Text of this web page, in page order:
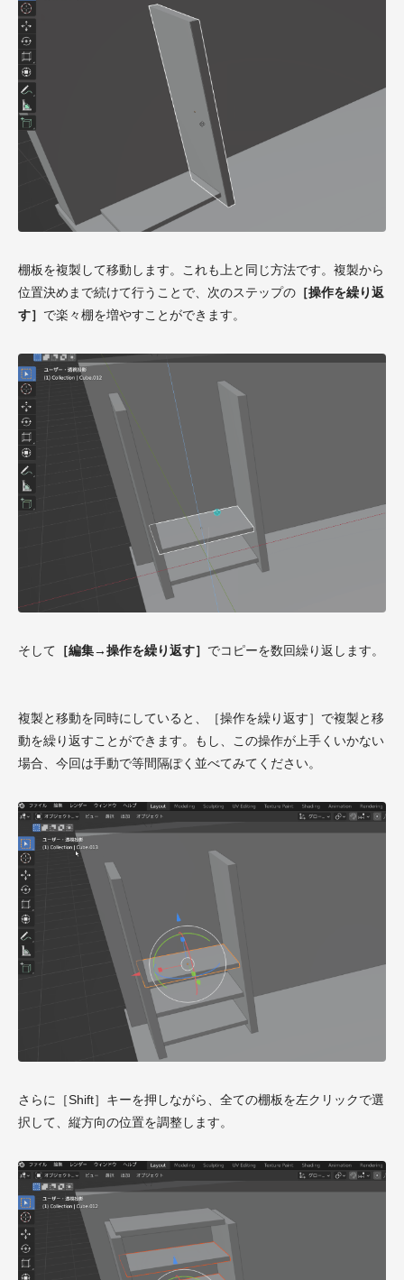
棚板を複製して移動します。これも上と同じ方法です。複製から
位置決めまで続けて行うことで、次のステップの ［操作を繰り返
す］ で楽々棚を増やすことができます。
そして ［編集→操作を繰り返す］ でコピーを数回繰り返します。
複製と移動を同時にしていると、［操作を繰り返す］で複製と移
動を繰り返すことができます。もし、この操作が上手くいかない
場合、今回は手動で等間隔ぽく並べてみてください。
さらに［Shift］キーを押しながら、全ての棚板を左クリックで選
択して、縦方向の位置を調整します。